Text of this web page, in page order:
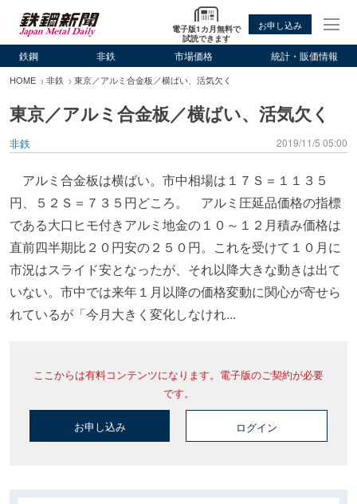
電子版1カ月無料で
試読できます
お申し込み
鉄鋼 非鉄 市場価格 統計・販価情報
HOME 非鉄 東京／アルミ合金板／横ばい、活気欠く
東京／アルミ合金板／横ばい、活気欠く
非鉄 2019/11/5 05:00
アルミ合金板は横ばい。市中相場は１７Ｓ＝１１３５
円、５２Ｓ＝７３５円どころ。 アルミ圧延品価格の指標
である大口ヒモ付きアルミ地金の１０～１２月積み価格は
直前四半期比２０円安の２５０円。これを受けて１０月に
市況はスライド安となったが、それ以降大きな動きは出て
いない。市中では来年１月以降の価格変動に関心が寄せら
れているが「今月大きく変化しなけれ...
ここからは有料コンテンツになります。電子版のご契約が必要
です。
お申し込み ログイン